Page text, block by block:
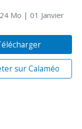
Mo | 01 Janvier
sur Calaméo